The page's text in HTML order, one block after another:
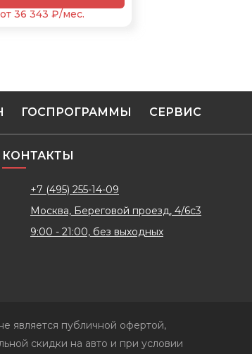
от 36 343 ₽/мес.
ГОСПРОГРАММЫ СЕРВИС
КОНТАКТЫ
+7 (495) 255-14-09
Москва, Береговой проезд, 4/6с3
9:00 - 21:00, без выходных
является публичной офертой,
скидки на авто и при условии